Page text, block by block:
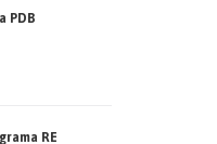
PDB
RE